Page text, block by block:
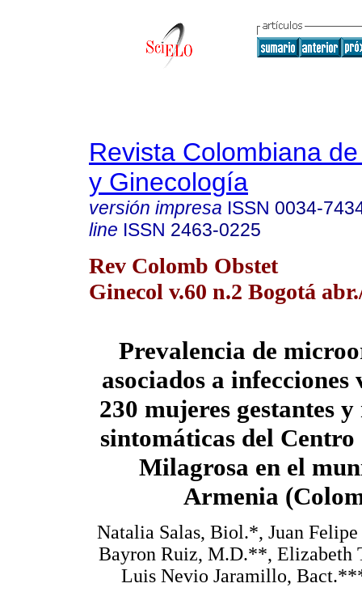
Revista Colombiana
y Ginecología
versión impresa ISSN 0034-
line ISSN 2463-0225
Rev Colomb Obstet
Ginecol v.60 n.2 Bogotá
Prevalencia de
asociados a infecciones
230 mujeres gestantes y
sintomáticas del
Milagrosa en el
Armenia
Natalia Salas, Biol.*, Juan
Bayron Ruiz, M.D.**, Elizabeth
Luis Nevio Jaramillo,